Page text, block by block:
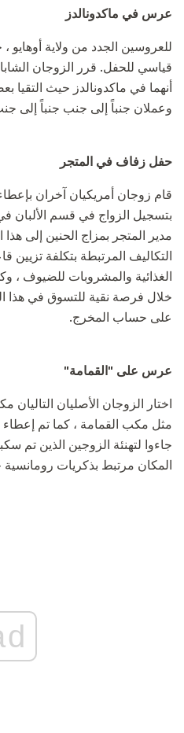
عرس في ماكدونالدز
للعروسين الجدد من ولاية أوهايو
قياسي للحفل. قرر الزوجان
أنهما في ماكدونالدز حيث التقيا
وعملان جنباً إلى جنب جنباً إلى
حفل زفاف في المتجر
قام زوجان أمريكيان آخران بإعطاء
بتسجيل الزواج في قسم الألبان
مدير المتجر بمزاج الحنين إلى
التكاليف المرتبطة بتكلفة تزيين
الغذائية والمشروبات للضيوف ،
خلال فرصة نقية للتسوق في هذا
على حساب المخرج.
عرس على "القمامة"
اختار الزوجان الأصليان التاليان
مثل مكب القمامة ، كما تم إعطاء
جاءوا لتهنئة الزوجين الذين تم
المكان مرتبط بذكريات رومانسية